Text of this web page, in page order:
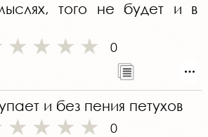
того не будет и в
0
и без пения петухов
0